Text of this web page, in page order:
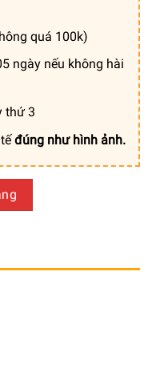
quá 100k)
ngày nếu không hài
thứ 3
đúng như hình ảnh.
Hàng, Công Ty, Căn